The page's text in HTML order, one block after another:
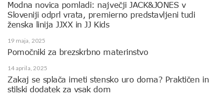
Modna novica pomladi: največji JACK&JONES v
Sloveniji odprl vrata, premierno predstavljeni tudi
ženska linija JJXX in JJ Kids
19 maja, 2025
Pomočniki za brezskrbno materinstvo
14 aprila, 2025
Zakaj se splača imeti stensko uro doma? Praktičen in
stilski dodatek za vsak dom